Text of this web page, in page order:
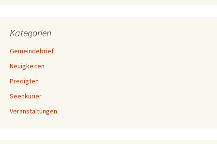
Kategorien
Gemeindebrief
Neuigkeiten
Predigten
Seenkurier
Veranstaltungen